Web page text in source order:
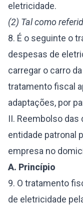
eletricidade.
(2) Tal como
8. É o seguinte o
despesas de
carregar o carro
tratamento fiscal
adaptações, por
II. Reembolso
entidade patronal
empresa no
A. Princípio
9. O tratamento
de eletricidade